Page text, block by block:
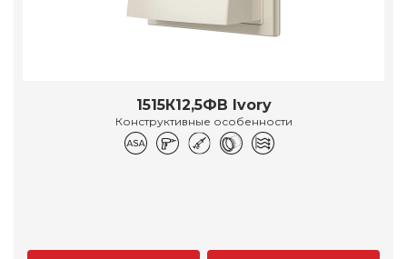
1515К12,5ФВ Ivory
Конструктивные особенности